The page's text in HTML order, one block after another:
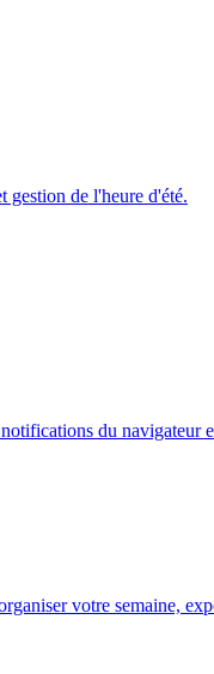
gestion de l'heure d'été.
du navigateur
votre semaine,